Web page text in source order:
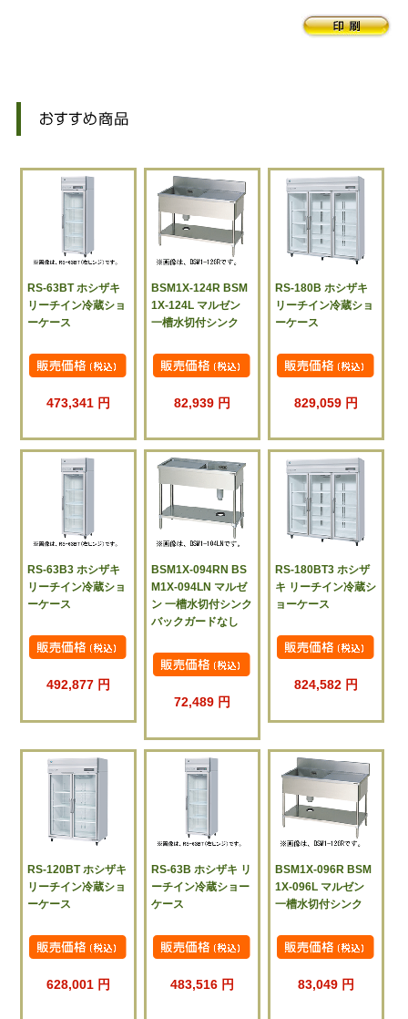
RS-63BT ホシザキ
リーチイン冷蔵ショ
ーケース
473,341 円
BSM1X-124R BSM
1X-124L マルゼン
一槽水切付シンク
82,939 円
RS-180B ホシザキ
リーチイン冷蔵ショ
ーケース
829,059 円
RS-63B3 ホシザキ
リーチイン冷蔵ショ
ーケース
492,877 円
BSM1X-094RN BS
M1X-094LN マルゼ
ン 一槽水切付シンク
バックガードなし
72,489 円
RS-180BT3 ホシザ
キ リーチイン冷蔵シ
ョーケース
824,582 円
RS-120BT ホシザキ
リーチイン冷蔵ショ
ーケース
628,001 円
RS-63B ホシザキ リ
ーチイン冷蔵ショー
ケース
483,516 円
BSM1X-096R BSM
1X-096L マルゼン
一槽水切付シンク
83,049 円